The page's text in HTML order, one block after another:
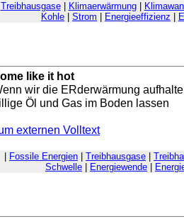
Treibhausgase| Klimaerwärmung|
Kohle
Strom Energieeffizienz
like it hot
wir die ERderwärmung
Öl und Gas im Boden lassen
externen Volltext
Fossile Energien Treibhausgase
Schwelle
Energiewende